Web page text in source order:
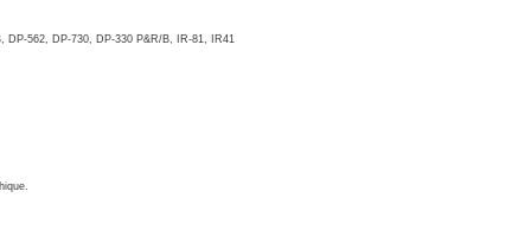
DP-562, DP-730, DP-330 P&R/B, IR-81, IR41